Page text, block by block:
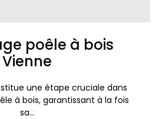
poêle à bois
Vienne
une étape cruciale dans
à bois, garantissant à la fois
sa...